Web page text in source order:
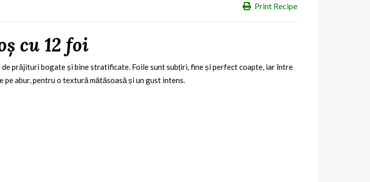
Print Recipe
cu 12 foi
prăjituri bogate și bine stratificate. Foile sunt subțiri, fine și perfect coapte, iar între
abur, pentru o textură mătăsoasă și un gust intens.